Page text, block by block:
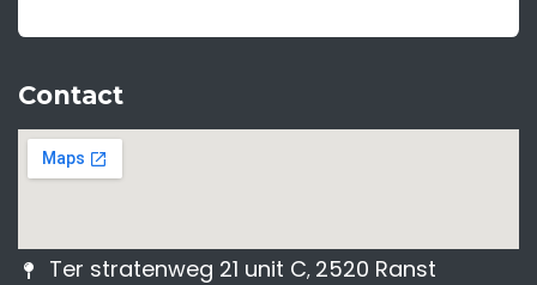
Contact
Ter stratenweg 21 unit C, 2520 Ranst